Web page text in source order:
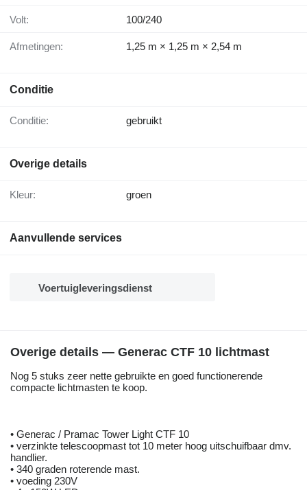
Volt: 100/240
Afmetingen: 1,25 m × 1,25 m × 2,54 m
Conditie
Conditie: gebruikt
Overige details
Kleur: groen
Aanvullende services
Voertuigleveringsdienst
Overige details — Generac CTF 10 lichtmast
Nog 5 stuks zeer nette gebruikte en goed functionerende
compacte lichtmasten te koop.
• Generac / Pramac Tower Light CTF 10
• verzinkte telescoopmast tot 10 meter hoog uitschuifbaar dmv.
handlier.
• 340 graden roterende mast.
• voeding 230V